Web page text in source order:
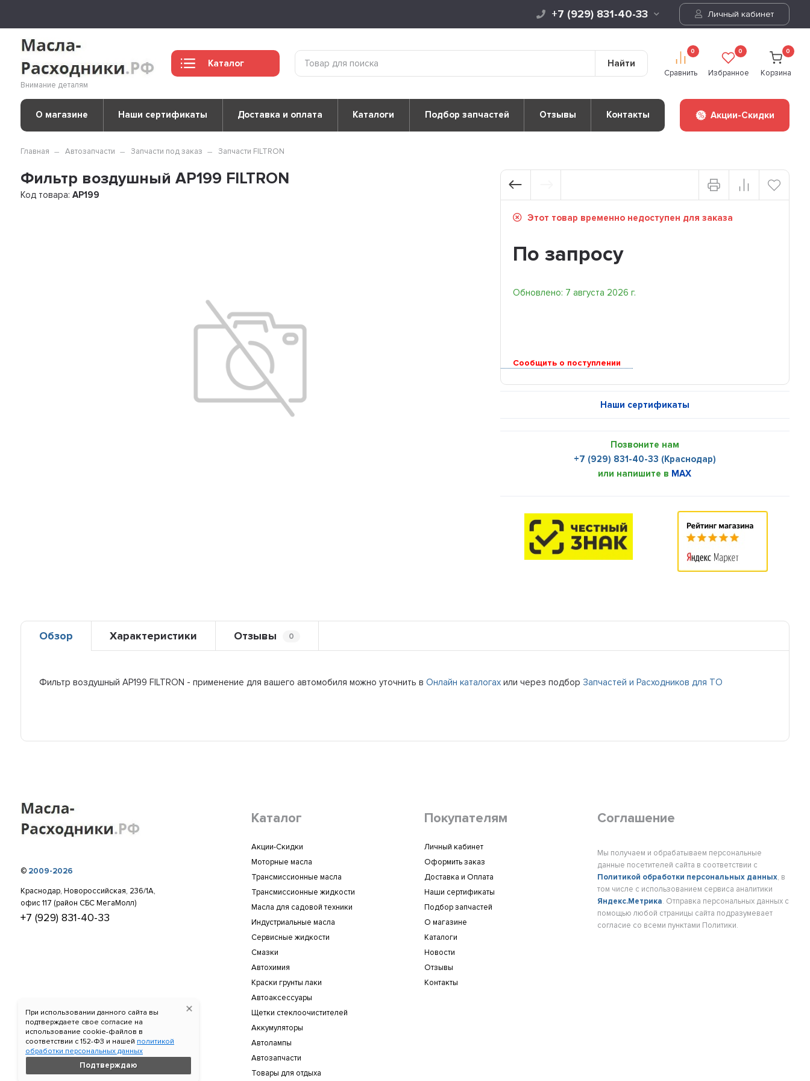
При использовании данного сайта вы
подтверждаете свое согласие на
использование cookie-файлов в
соответствии c 152-ФЗ и нашей политикой
обработки персональных данных
Подтверждаю
+7 (929) 831-40-33 Личный кабинет
Внимание деталям
Каталог Найти
0
Сравнить
0
Избранное
0
Корзина
О магазине Наши сертификаты Доставка и оплата Каталоги Подбор запчастей Отзывы Контакты Акции-Скидки
Главная Автозапчасти Запчасти под заказ Запчасти FILTRON
Фильтр воздушный AP199 FILTRON
Код товара:AP199
Этот товар временно недоступен для заказа
По запросу
Обновлено: 7 августа 2026 г.
Сообщить о поступлении
Наши сертификаты
Позвоните нам
+7 (929) 831-40-33 (Краснодар)
или напишите в MAX
Обзор Характеристики Отзывы 0
Фильтр воздушный AP199 FILTRON - применение для вашего автомобиля можно уточнить вОнлайн каталогах или через подбор Запчастей и Расходников для ТО
© 2009-2026
Краснодар, Новороссийская, 236/1А,
офис 117 (район СБС МегаМолл)
+7 (929) 831-40-33
Каталог
Акции-Скидки
Моторные масла
Трансмиссионные масла
Трансмиссионные жидкости
Масла для садовой техники
Индустриальные масла
Сервисные жидкости
Смазки
Автохимия
Краски грунты лаки
Автоаксессуары
Щетки стеклоочистителей
Аккумуляторы
Автолампы
Автозапчасти
Товары для отдыха
Покупателям
Личный кабинет
Оформить заказ
Доставка и Оплата
Наши сертификаты
Подбор запчастей
О магазине
Каталоги
Новости
Отзывы
Контакты
Соглашение
Мы получаем и обрабатываем персональные
данные посетителей сайта в соответствии с
Политикой обработки персональных данных, в
том числе с использованием сервиса аналитики
Яндекс.Метрика. Отправка персональных данных с
помощью любой страницы сайта подразумевает
согласие со всеми пунктами Политики.